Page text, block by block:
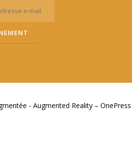
- Augmented Reality – OnePress